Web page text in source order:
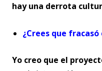
hay una derrota
¿Crees que
Yo creo que el